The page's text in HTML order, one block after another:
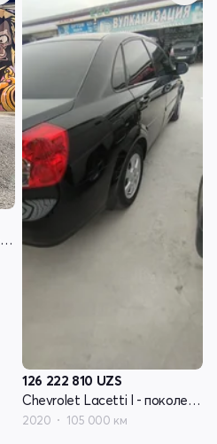
Chevrolet Lacetti I - поколение рестайлинг
126 222 810 UZS
Chevrolet Lacetti I - поколение рестайлинг
2020 105 000 км